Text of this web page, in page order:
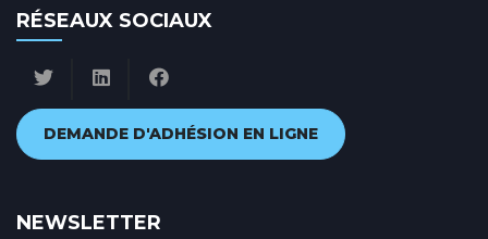
RÉSEAUX SOCIAUX
DEMANDE D'ADHÉSION EN LIGNE
NEWSLETTER